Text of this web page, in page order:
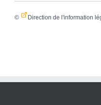
© Direction de l'information